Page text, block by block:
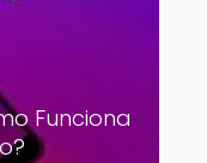
Funciona